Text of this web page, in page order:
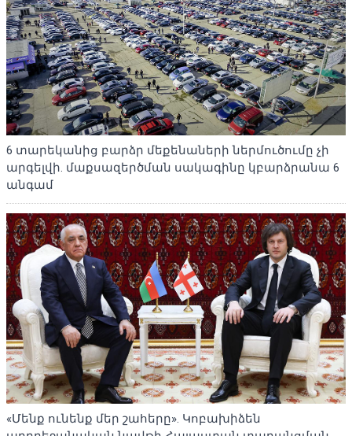
6 տարեկանից բարձր մեքենաների ներմուծումը չի
արգելվի. մաքսազերծման սակագինը կբարձրանա 6
անգամ
«Մենք ունենք մեր շահերը». Կոբախիձեն